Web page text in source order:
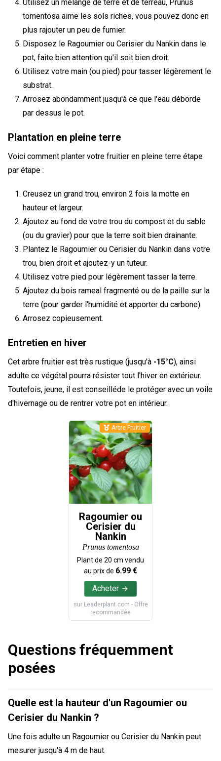
Utilisez un mélange de terre et de terreau, Prunus
tomentosa aime les sols riches, vous pouvez donc en
plus rajouter un peu de fumier.
Disposez le Ragoumier ou Cerisier du Nankin dans le
pot, faite bien attention qu'il soit bien droit.
Utilisez votre main (ou pied) pour tasser légèrement le
substrat.
Arrosez abondamment jusqu'à ce que l'eau déborde
par dessus le pot.
Plantation en pleine terre
Voici comment planter votre fruitier en pleine terre étape
par étape :
Creusez un grand trou, environ 2 fois la motte en
hauteur et largeur.
Ajoutez au fond de votre trou du compost et du sable
(ou du gravier) pour que la terre soit bien drainante.
Plantez le Ragoumier ou Cerisier du Nankin dans votre
trou, bien droit et ajoutez-y un tuteur.
Utilisez votre pied pour légèrement tasser la terre.
Ajoutez du bois rameal fragmenté ou de la paille sur la
terre (pour garder l'humidité et apporter du carbone).
Arrosez copieusement.
Entretien en hiver
Cet arbre fruitier est très rustique (jusqu'à -15°C), ainsi
adulte ce végétal pourra résister tout l'hiver en extérieur.
Toutefois, jeune, il est conseilléde le protéger avec un voile
d'hivernage ou de rentrer votre pot en intérieur.
Ragoumier ou
Cerisier du
Nankin
Prunus tomentosa
Plant de 20 cm vendu
au prix de 6.99 €
Acheter
sur Leaderplant.com - Offre
recommandée
Arbre Fruitier
Questions fréquemment
posées
Quelle est la hauteur d'un Ragoumier ou
Cerisier du Nankin ?
Une fois adulte un Ragoumier ou Cerisier du Nankin peut
mesurer jusqu'à 4 m de haut.